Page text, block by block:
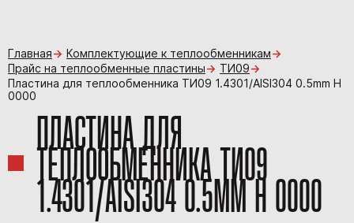
Главная
Комплектующие к теплообменникам
Прайс на теплообменные пластины
ТИ09
Пластина для теплообменника ТИ09 1.4301/AISI304 0.5mm H
0000
ПЛАСТИНА ДЛЯ
ТЕПЛООБМЕННИКА ТИ09
1.4301/AISI304 0.5MM H 0000